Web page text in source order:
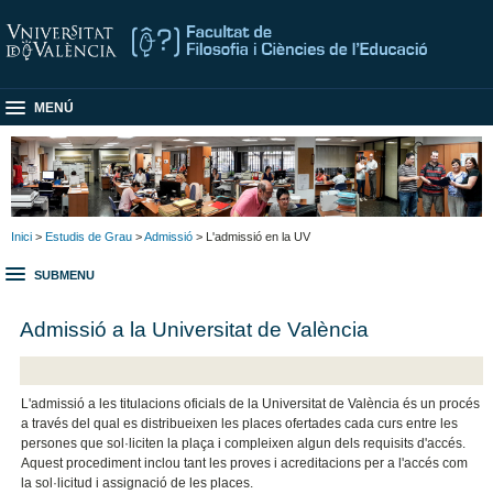
MENÚ
Inici > Estudis de Grau >Admissió > L'admissió en la UV
SUBMENU
Admissió a la Universitat de València
L'admissió a les titulacions oficials de la Universitat de València és un procés
a través del qual es distribueixen les places ofertades cada curs entre les
persones que sol·liciten la plaça i compleixen algun dels requisits d'accés.
Aquest procediment inclou tant les proves i acreditacions per a l'accés com
la sol·licitud i assignació de les places.